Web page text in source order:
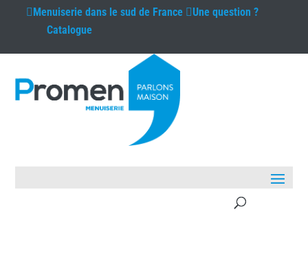
Menuiseriedans le sud de France
Une question ?
Catalogue